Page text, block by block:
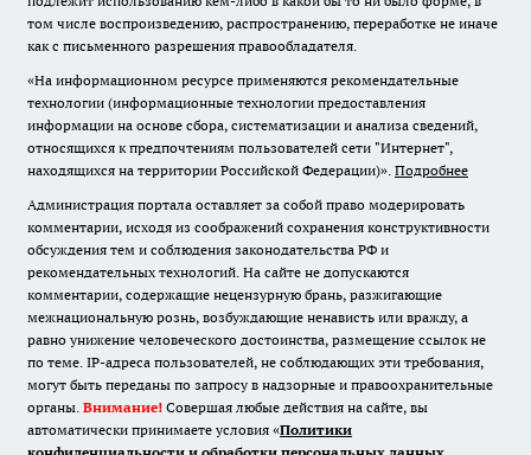
том числе воспроизведению, распространению, переработке не иначе
как с письменного разрешения правообладателя.
«На информационном ресурсе применяются рекомендательные
технологии (информационные технологии предоставления
информации на основе сбора, систематизации и анализа сведений,
относящихся к предпочтениям пользователей сети "Интернет",
находящихся на территории Российской Федерации)». Подробнее
Администрация портала оставляет за собой право модерировать
комментарии, исходя из соображений сохранения конструктивности
обсуждения тем и соблюдения законодательства РФ и
рекомендательных технологий. На сайте не допускаются
комментарии, содержащие нецензурную брань, разжигающие
межнациональную рознь, возбуждающие ненависть или вражду, а
равно унижение человеческого достоинства, размещение ссылок не
по теме. IP-адреса пользователей, не соблюдающих эти требования,
могут быть переданы по запросу в надзорные и правоохранительные
органы. Внимание! Совершая любые действия на сайте, вы
автоматически принимаете условия «Политики